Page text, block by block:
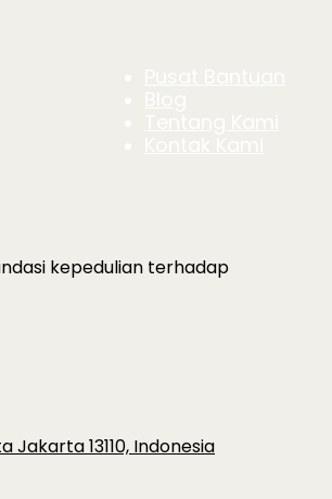
kepedulian terhadap
Jakarta 13110, Indonesia